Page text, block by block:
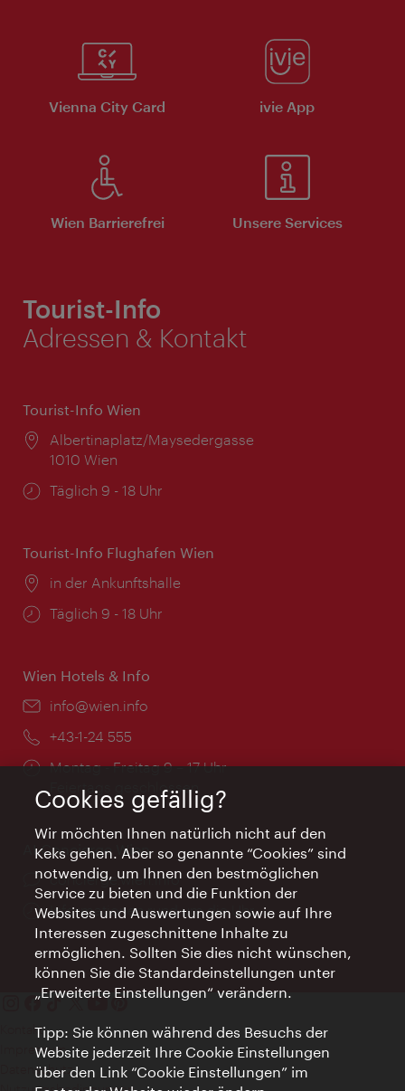
Vienna City Card ivie App
Wien Barrierefrei Unsere Services
Tourist-Info
Adressen & Kontakt
Tourist-Info Wien
Ort:
Albertinaplatz/Maysedergasse
1010 Wien
Öffnungszeiten:
Täglich 9 - 18 Uhr
Tourist-Info Flughafen Wien
Ort:
in der Ankunftshalle
Öffnungszeiten:
Täglich 9 - 18 Uhr
Wien Hotels & Info
Email:
info@wien.info
Telefon:
+43-1-24 555
Öffnungszeiten:
Montag - Freitag 9 – 17 Uhr
Feiertags geschlossen
AI Concierge Wien
Ort:
concierge.wien.info
Öffnungszeiten:
Informationen rund um die Uhr
Kontakt
Impressum
Datenschutz
Cookies gefällig?
Wir möchten Ihnen natürlich nicht auf den
Keks gehen. Aber so genannte “Cookies” sind
notwendig, um Ihnen den bestmöglichen
Service zu bieten und die Funktion der
Websites und Auswertungen sowie auf Ihre
Interessen zugeschnittene Inhalte zu
ermöglichen. Sollten Sie dies nicht wünschen,
können Sie die Standardeinstellungen unter
„Erweiterte Einstellungen“ verändern.
Tipp: Sie können während des Besuchs der
Website jederzeit Ihre Cookie Einstellungen
über den Link “Cookie Einstellungen” im